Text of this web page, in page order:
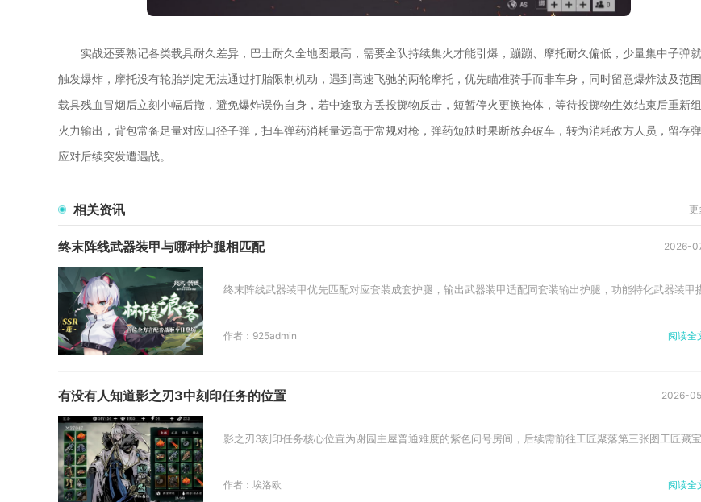
实战还要熟记各类载具耐久差异，巴士耐久全地图最高，需要全队持续集火才能引爆，蹦蹦、摩托耐久偏低，少量集中子弹
触发爆炸，摩托没有轮胎判定无法通过打胎限制机动，遇到高速飞驰的两轮摩托，优先瞄准骑手而非车身，同时留意爆炸波及范围
载具残血冒烟后立刻小幅后撤，避免爆炸误伤自身，若中途敌方丢投掷物反击，短暂停火更换掩体，等待投掷物生效结束后重新
火力输出，背包常备足量对应口径子弹，扫车弹药消耗量远高于常规对枪，弹药短缺时果断放弃破车，转为消耗敌方人员，留存
应对后续突发遭遇战。
相关资讯 更
终末阵线武器装甲与哪种护腿相匹配 2026-
终末阵线武器装甲优先匹配对应套装成套护腿，输出武器装甲适配同套装输出护腿，功能特化武器装
作者：925admin 阅读全
有没有人知道影之刃3中刻印任务的位置 2026-
影之刃3刻印任务核心位置为谢园主屋普通难度的紫色问号房间，后续需前往工匠聚落第三张图工匠
作者：埃洛欧 阅读全